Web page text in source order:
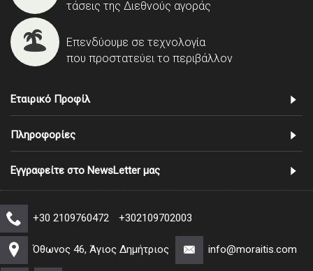
τάσεις της Διεθνούς αγοράς
Επενδύουμε σε τεχνολογία
που προστατεύει το περιβάλλον
Εταιρικό Προφίλ
Πληροφορίες
Εγγραφείτε στο NewsLetter μας
+30 2109760472 +302109702003
Όθωνος 46, Άγιος Δημήτριος info@moraitis.com